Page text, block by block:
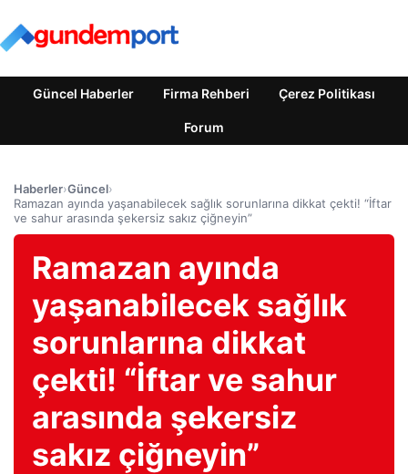
Güncel Haberler Firma Rehberi Çerez Politikası
Forum
Haberler›Güncel›
Ramazan ayında yaşanabilecek sağlık sorunlarına dikkat çekti! “İftar
ve sahur arasında şekersiz sakız çiğneyin”
Ramazan ayında
yaşanabilecek sağlık
sorunlarına dikkat
çekti! “İftar ve sahur
arasında şekersiz
sakız çiğneyin”